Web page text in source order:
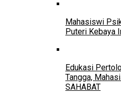
Mahasiswi
Puteri Kebaya
Edukasi
Tangga,
SAHABAT